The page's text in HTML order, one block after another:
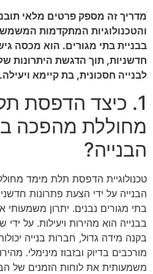
מדריך זה מספק פרטים מלאי
והטכנולוגיות המתקדמות
בבניית בתי מגורים. הוא מכסה
חדשניות, תוך הדגשת היתרונות
לבנייה חסכונית, בת קיימא ויעילה.
1. כיצד הדפסת
מחוללת מהפכה
הבנייה?
טכנולוגיית הדפסת תלת מימד
הבנייה על ידי הצעת פתרונות
בתי מגורים נבנים. יתרון
בבנייה הוא מהירות ויעילות. על
בקנה מידה גדול, חברות בנייה
מורכבים בדיוק ובזבוז מינימלי.
משמעותית את לוחות הזמנים של